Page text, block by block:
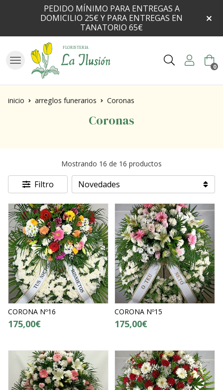
PEDIDO MÍNIMO PARA ENTREGAS A
DOMICILIO 25€ Y PARA ENTREGAS EN
TANATORIO 65€
Buscar 0
inicio arreglos funerarios Coronas
Coronas
Mostrando 16 de 16 productos
Filtro
CORONA Nº16
175,00€
CORONA Nº15
175,00€